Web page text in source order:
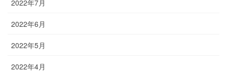
2022年7月
2022年6月
2022年5月
2022年4月